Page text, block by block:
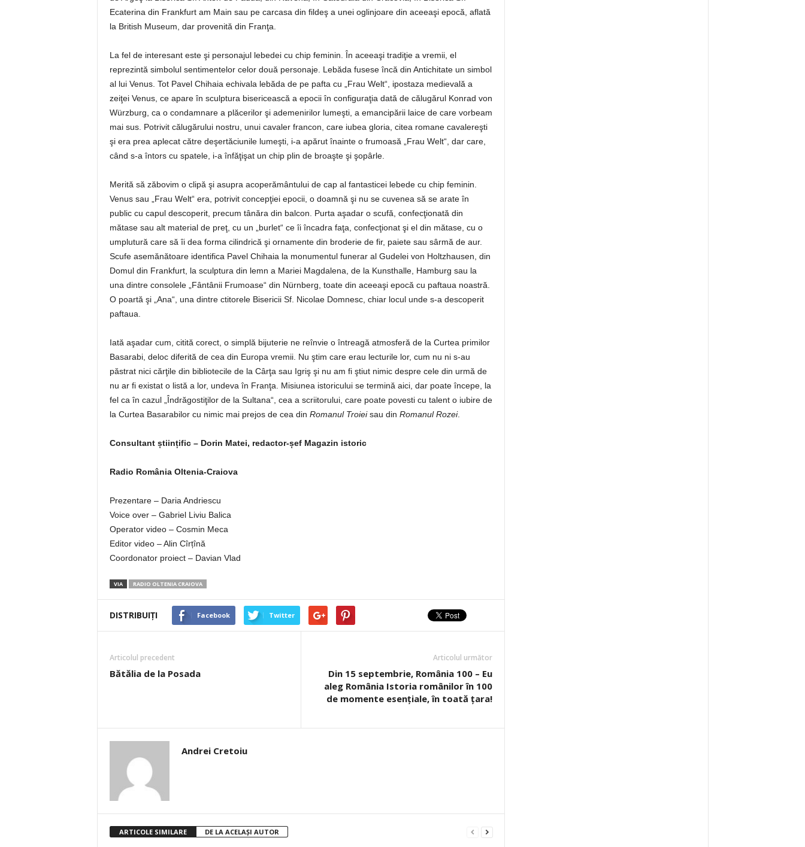
Ecaterina din Frankfurt am Main sau pe carcasa din fildeş a unei oglinjoare din aceeaşi epocă, aflată
la British Museum, dar provenită din Franţa.
La fel de interesant este şi personajul lebedei cu chip feminin. În aceeaşi tradiţie a vremii, el
reprezintă simbolul sentimentelor celor două personaje. Lebăda fusese încă din Antichitate un simbol
al lui Venus. Tot Pavel Chihaia echivala lebăda de pe pafta cu „Frau Welt“, ipostaza medievală a
zeiţei Venus, ce apare în sculptura bisericească a epocii în configuraţia dată de călugărul Konrad von
Würzburg, ca o condamnare a plăcerilor şi ademenirilor lumeşti, a emancipării laice de care vorbeam
mai sus. Potrivit călugărului nostru, unui cavaler francon, care iubea gloria, citea romane cavalereşti
şi era prea aplecat către deşertăciunile lumeşti, i-a apărut înainte o frumoasă „Frau Welt“, dar care,
când s-a întors cu spatele, i-a înfăţişat un chip plin de broaşte şi şopârle.
Merită să zăbovim o clipă şi asupra acoperământului de cap al fantasticei lebede cu chip feminin.
Venus sau „Frau Welt“ era, potrivit concepţiei epocii, o doamnă şi nu se cuvenea să se arate în
public cu capul descoperit, precum tânăra din balcon. Purta aşadar o scufă, confecţionată din
mătase sau alt material de preţ, cu un „burlet“ ce îi încadra faţa, confecţionat şi el din mătase, cu o
umplutură care să îi dea forma cilindrică şi ornamente din broderie de fir, paiete sau sârmă de aur.
Scufe asemănătoare identifica Pavel Chihaia la monumentul funerar al Gudelei von Holtzhausen, din
Domul din Frankfurt, la sculptura din lemn a Mariei Magdalena, de la Kunsthalle, Hamburg sau la
una dintre consolele „Fântânii Frumoase“ din Nürnberg, toate din aceeaşi epocă cu paftaua noastră.
O poartă şi „Ana“, una dintre ctitorele Bisericii Sf. Nicolae Domnesc, chiar locul unde s-a descoperit
paftaua.
Iată aşadar cum, citită corect, o simplă bijuterie ne reînvie o întreagă atmosferă de la Curtea primilor
Basarabi, deloc diferită de cea din Europa vremii. Nu ştim care erau lecturile lor, cum nu ni s-au
păstrat nici cărţile din bibliotecile de la Cârţa sau Igriş şi nu am fi ştiut nimic despre cele din urmă de
nu ar fi existat o listă a lor, undeva în Franţa. Misiunea istoricului se termină aici, dar poate începe, la
fel ca în cazul „Îndrăgostiţilor de la Sultana“, cea a scriitorului, care poate povesti cu talent o iubire de
la Curtea Basarabilor cu nimic mai prejos de cea din Romanul Troieisau din Romanul Rozei.
Consultant științific – Dorin Matei, redactor-șef Magazin istoric
Radio România Oltenia-Craiova
Prezentare – Daria Andriescu
Voice over – Gabriel Liviu Balica
Operator video – Cosmin Meca
Editor video – Alin Cîrțînă
Coordonator proiect – Davian Vlad
VIA RADIO OLTENIA CRAIOVA
DISTRIBUIȚI Facebook Twitter
Articolul precedent
Bătălia de la Posada
Articolul următor
Din 15 septembrie, România 100 – Eu
aleg România Istoria românilor în 100
de momente esențiale, în toată țara!
Andrei Cretoiu
ARTICOLE SIMILARE DE LA ACELAȘI AUTOR